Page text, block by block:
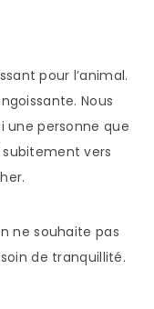
pour l’animal.
Nous
une personne que
vers
ne souhaite pas
de tranquillité.